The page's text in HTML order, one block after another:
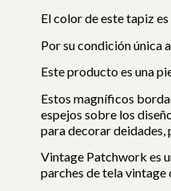
El color de este tapiz
Por su condición única
Este producto es una
Estos magníficos
espejos sobre los
para decorar deidades,
Vintage Patchwork es
parches de tela vintage